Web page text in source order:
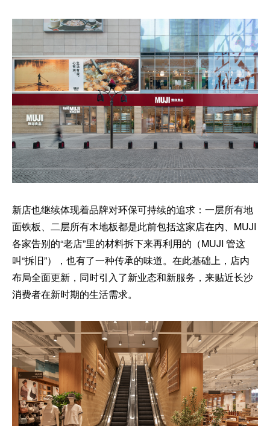
新店也继续体现着品牌对环保可持续的追求：一层所有地
面铁板、二层所有木地板都是此前包括这家店在内、MUJI
各家告别的“老店”里的材料拆下来再利用的（MUJI 管这
叫“拆旧”），也有了一种传承的味道。在此基础上，店内
布局全面更新，同时引入了新业态和新服务，来贴近长沙
消费者在新时期的生活需求。